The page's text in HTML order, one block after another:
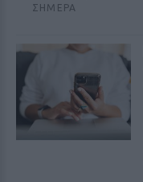
ΣΉΜΕΡΑ